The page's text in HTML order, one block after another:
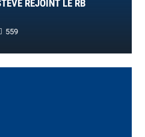
REJOINT LE RB
559